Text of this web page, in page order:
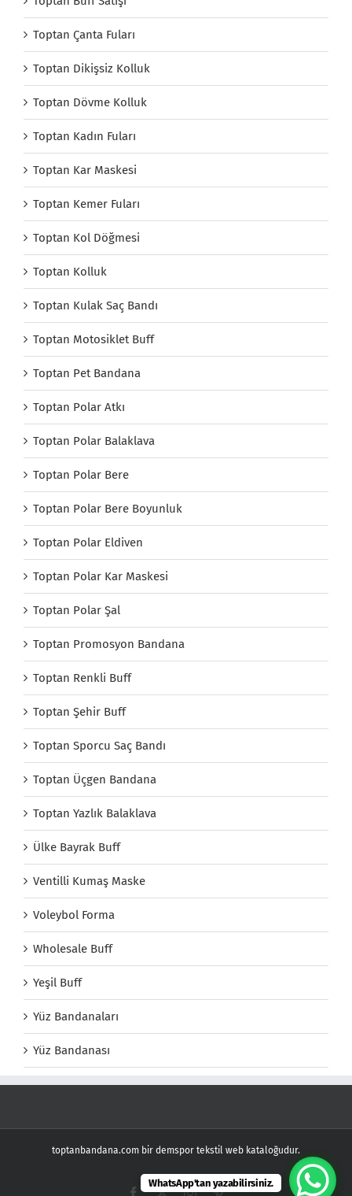
Toptan Çanta Fuları
Toptan Dikişsiz Kolluk
Toptan Dövme Kolluk
Toptan Kadın Fuları
Toptan Kar Maskesi
Toptan Kemer Fuları
Toptan Kol Döğmesi
Toptan Kolluk
Toptan Kulak Saç Bandı
Toptan Motosiklet Buff
Toptan Pet Bandana
Toptan Polar Atkı
Toptan Polar Balaklava
Toptan Polar Bere
Toptan Polar Bere Boyunluk
Toptan Polar Eldiven
Toptan Polar Kar Maskesi
Toptan Polar Şal
Toptan Promosyon Bandana
Toptan Renkli Buff
Toptan Şehir Buff
Toptan Sporcu Saç Bandı
Toptan Üçgen Bandana
Toptan Yazlık Balaklava
Ülke Bayrak Buff
Ventilli Kumaş Maske
Voleybol Forma
Wholesale Buff
Yeşil Buff
Yüz Bandanaları
Yüz Bandanası
toptanbandana.com bir demspor tekstil web kataloğudur.
Facebook
X InstagramPinterest
WhatsApp'tan yazabilirsiniz.